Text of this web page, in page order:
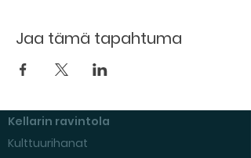
Jaa tämä tapahtuma
Kellarin ravintola
Kulttuurihanat